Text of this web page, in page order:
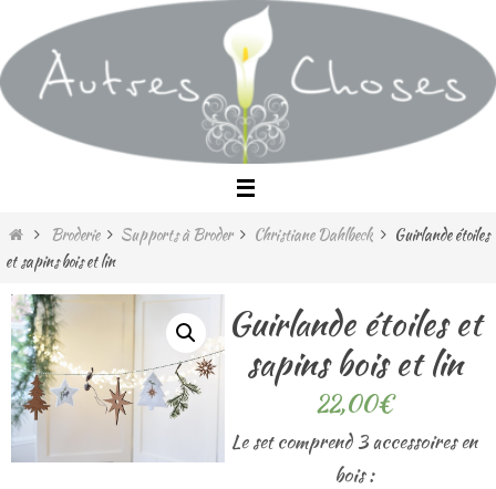
vers
le
contenu
HomeBroderie Supports à Broder Christiane Dahlbeck
Guirlande étoiles
et sapins bois et lin
Guirlande étoiles et
sapins bois et lin
22,00€
Le set comprend 3 accessoires en
bois :